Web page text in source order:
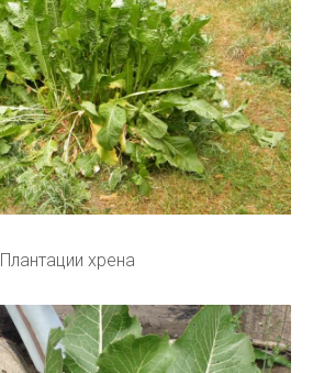
Плантации хрена